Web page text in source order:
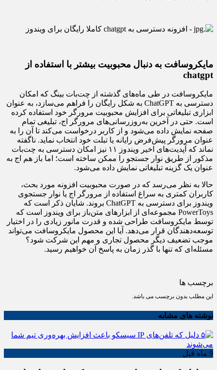
مایکروسافت به دنبال محبوبیت بیشتر با استفاده از
chatgpt
مایکروسافت در طی ماه‌های گذشته از چت‌بات بینگ که امکان
دسترسی به ChatGPT به شکل رایگان را فراهم می‌سازد، به عنوان
ابزاری تبلیغاتی برای افزایش محبوبیت مرورگر خود استفاده کرده
است. حتی در آخرین به‌روزرسانی‌های مرورگر اج، تبلیغی تمام
صفحه نمایش داده می‌شود و از کاربر درخواست می‌کند تا آن را به
عنوان مرورگر پیش‌فرض رایانه یا تبلت خود انتخاب نماید. ناگفته
نماند که آپدیت‌های اخیر ویندوز ۱۱ نیز امکان دسترسی به چت‌بات
مذکور از طریق نوار جستجو را ممکن ساخته است؛ اما باز هم اج به
عنوان یک گزینه تبلیغاتی نمایش داده می‌شود.
حالا به نظر می‌رسد که در صورت محبوبیت افزونه مورد بحث،
کاربران کمتری به سراغ استفاده از مرورگر اج یا نوار جستجوی
ویندوز برای دسترسی به ChatGPT بروند. شایان ذکر است که
PowerToys مجموعه‌ای از ابزارهای متن‌باز برای ویندوز است که
توسط مایکروسافت طراحی شده و قدرت مانور زیادی را در اختیار
توسعه‌دهندگان قرار می‌دهد. آیا این محصول مایکروسافت می‌تواند
موجب تضعیف دیگر محصول تجاری و مهم این شرکت شود؟
مسئله‌ای که تنها با گذر زمان به پاسخ آن خواهیم رسید.
برچسب ها
این مطلب بدون برچسب می باشد.
نوشته های مشابه
9 ماه قبل